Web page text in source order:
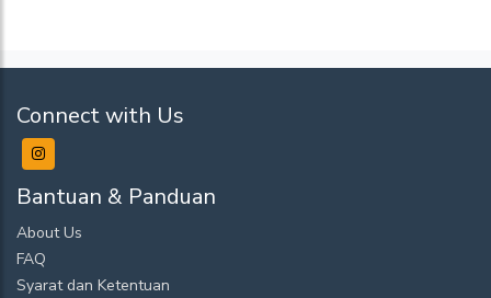
Connect with Us
Bantuan & Panduan
About Us
FAQ
Syarat dan Ketentuan